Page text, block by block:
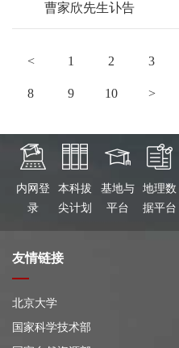
曹家欣先生讣告
< 1 2 3
8 9 10 >
内网登
录
本科拔
尖计划
基地与
平台
地理数
据平台
友情链接
北京大学
国家科学技术部